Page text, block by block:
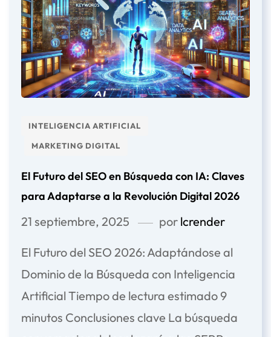
INTELIGENCIA ARTIFICIAL
MARKETING DIGITAL
El Futuro del SEO en Búsqueda con IA: Claves
para Adaptarse a la Revolución Digital 2026
21 septiembre, 2025 por lcrender
El Futuro del SEO 2026: Adaptándose al
Dominio de la Búsqueda con Inteligencia
Artificial Tiempo de lectura estimado 9
minutos Conclusiones clave La búsqueda